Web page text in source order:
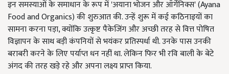
इन समस्याओं के समाधान के रूप में 'अयाना भोजन और ऑर्गेनिक्स' (Ayana
Food and Organics) की शुरुआत की. उन्हें शुरू में कई कठिनाइयों का
सामना करना पड़ा, क्योंकि उत्कृष्ट पैकेजिंग और अच्छी तरह से वित्त पोषित
विज्ञापन के साथ बड़ी कंपनियों से भयंकर प्रतिस्पर्धा थी. उनके पास उनकी
बराबरी करने के लिए पर्याप्त धन नहीं था. लेकिन फिर भी रवि बाली के बेटे
अंगद की तरह खड़े रहे और अपना लक्ष्य प्राप्त किया.